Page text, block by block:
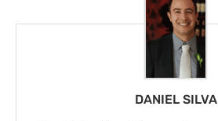
DANIEL SILVA